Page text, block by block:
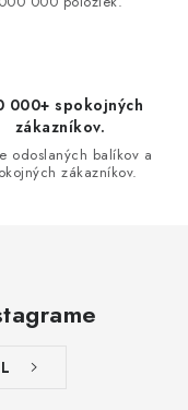
000+ spokojných
zákazníkov.
odoslaných balíkov a
zákazníkov.